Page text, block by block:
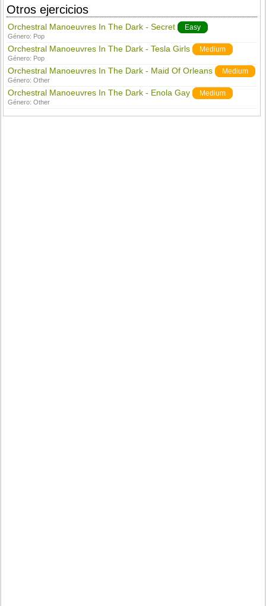
Otros ejercicios
Orchestral Manoeuvres In The Dark - Secret Easy
Género: Pop
Orchestral Manoeuvres In The Dark - Tesla Girls Medium
Género: Pop
Orchestral Manoeuvres In The Dark - Maid Of Orleans Medium
Género:Other
Orchestral Manoeuvres In The Dark - Enola Gay Medium
Género:Other